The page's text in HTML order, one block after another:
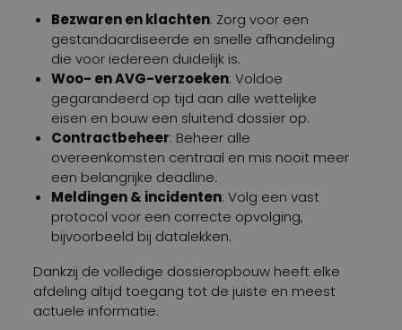
Bezwaren en klachten: Zorg voor een
gestandaardiseerde en snelle afhandeling
die voor iedereen duidelijk is.
Woo- en AVG-verzoeken: Voldoe
gegarandeerd op tijd aan alle wettelijke
eisen en bouw een sluitend dossier op.
Contractbeheer: Beheer alle
overeenkomsten centraal en mis nooit meer
een belangrijke deadline.
Meldingen & incidenten: Volg een vast
protocol voor een correcte opvolging,
bijvoorbeeld bij datalekken.
Dankzij de volledige dossieropbouw heeft elke
afdeling altijd toegang tot de juiste en meest
actuele informatie.